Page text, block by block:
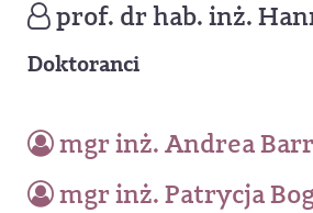
prof. dr hab. inż.
Doktoranci
mgr inż. Andrea
mgr inż. Patrycja